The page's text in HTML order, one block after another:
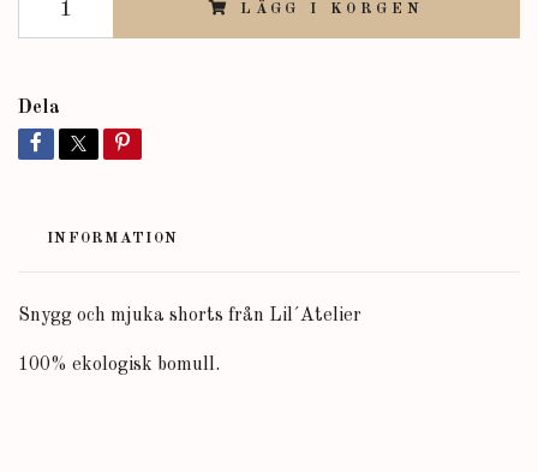
LÄGG I KORGEN
Dela
INFORMATION
Snygg och mjuka shorts från Lil´Atelier
100% ekologisk bomull.